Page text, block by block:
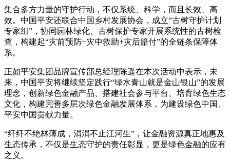
集合多方力量的守护行动，不仅系统、科学，而且长效、高
效。中国平安还联合中国乡村发展协会，成立“古树守护计划
专家组”，协同园林绿化、古树保护专家开展系统性的古树检
查，构建起“灾前预防+灾中救助+灾后赔付”的全链条保障体
系。
正如平安集团品牌宣传部总经理陈遥在本次活动中表示，未
来，中国平安将继续坚定践行“绿水青山就是金山银山”的发展
理念，创新绿色金融产品、搭建社会参与平台、培育绿色生态
文化，构建完善多层次绿色金融发展体系，为建设绿色中国、
平安中国贡献力量。
“纤纤不绝林薄成，涓涓不止江河生”，让金融资源真正地惠及
生态传承，不仅是生态守护的责任彰显，更是绿色金融的应有
之义。